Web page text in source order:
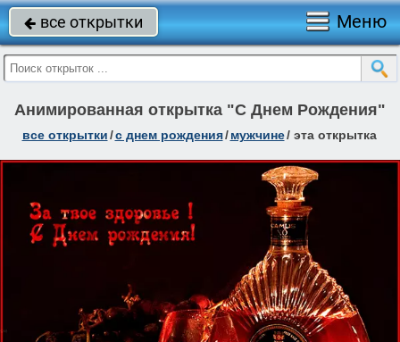
 все открытки Меню
Анимированная открытка "С Днем Рождения"
все открытки/c днем рождения/ мужчине/ эта открытка